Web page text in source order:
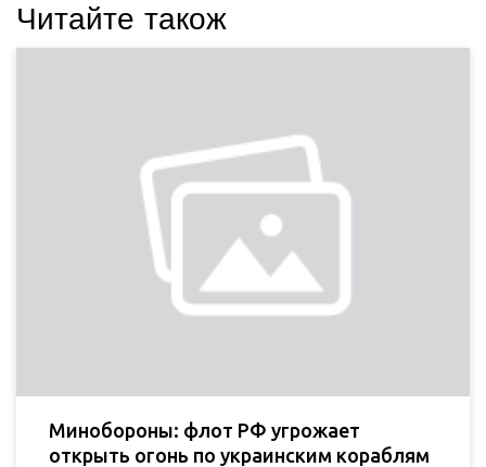
Читайте також
Минобороны: флот РФ угрожает
открыть огонь по украинским кораблям